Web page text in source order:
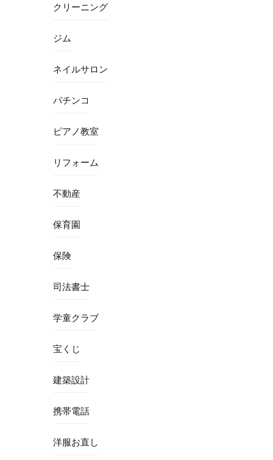
クリーニング
ジム
ネイルサロン
パチンコ
ピアノ教室
リフォーム
不動産
保育園
保険
司法書士
学童クラブ
宝くじ
建築設計
携帯電話
洋服お直し